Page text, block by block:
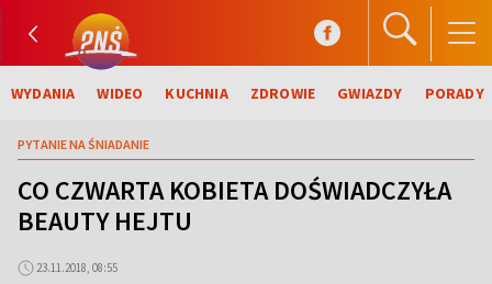
WYDANIA WIDEO KUCHNIA ZDROWIE GWIAZDY PORADY
PYTANIE NA ŚNIADANIE
CO CZWARTA KOBIETA DOŚWIADCZYŁA
BEAUTY HEJTU
23.11.2018, 08:55